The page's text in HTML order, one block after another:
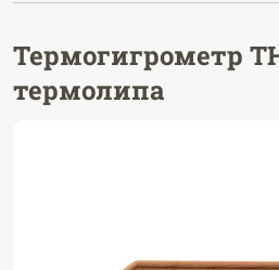
Термогигрометр
термолипа